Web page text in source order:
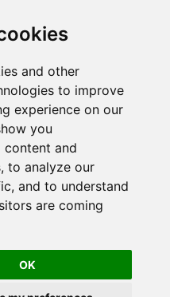
and other
to improve
experience on our
you
content and
to analyze our
and to understand
are coming
OK
Road, London
Ltd.